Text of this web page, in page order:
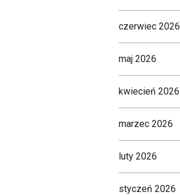
czerwiec 2026
maj 2026
kwiecień 2026
marzec 2026
luty 2026
styczeń 2026